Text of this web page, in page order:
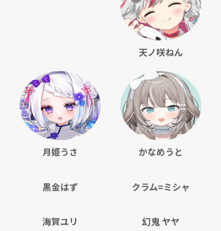
天ノ咲ねん
月姫うさ かなめうと
黒金はず クラム=ミシャ
海賀ユリ 幻鬼 ヤヤ